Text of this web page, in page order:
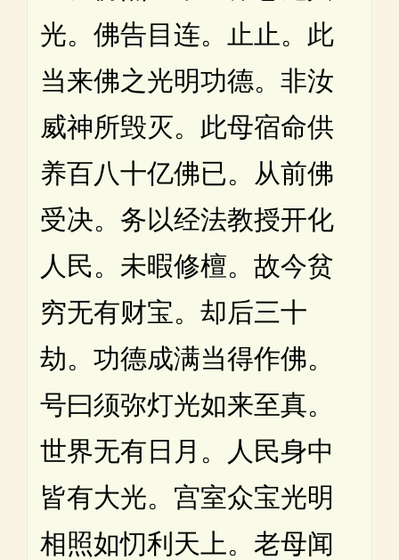
光。佛告目连。止止。此
当来佛之光明功德。非汝
威神所毁灭。此母宿命供
养百八十亿佛已。从前佛
受决。务以经法教授开化
人民。未暇修檀。故今贫
穷无有财宝。却后三十
劫。功德成满当得作佛。
号曰须弥灯光如来至真。
世界无有日月。人民身中
皆有大光。宫室众宝光明
相照如忉利天上。老母闻